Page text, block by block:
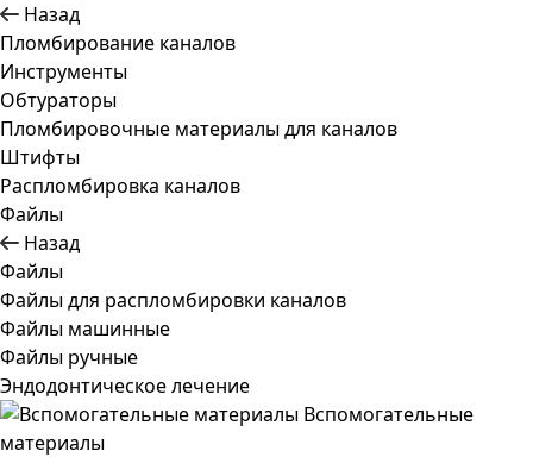
Назад
Пломбирование каналов
Инструменты
Обтураторы
Пломбировочные материалы для каналов
Штифты
Распломбировка каналов
Файлы
Назад
Файлы
Файлы для распломбировки каналов
Файлы машинные
Файлы ручные
Эндодонтическое лечение
Вспомогательные
материалы